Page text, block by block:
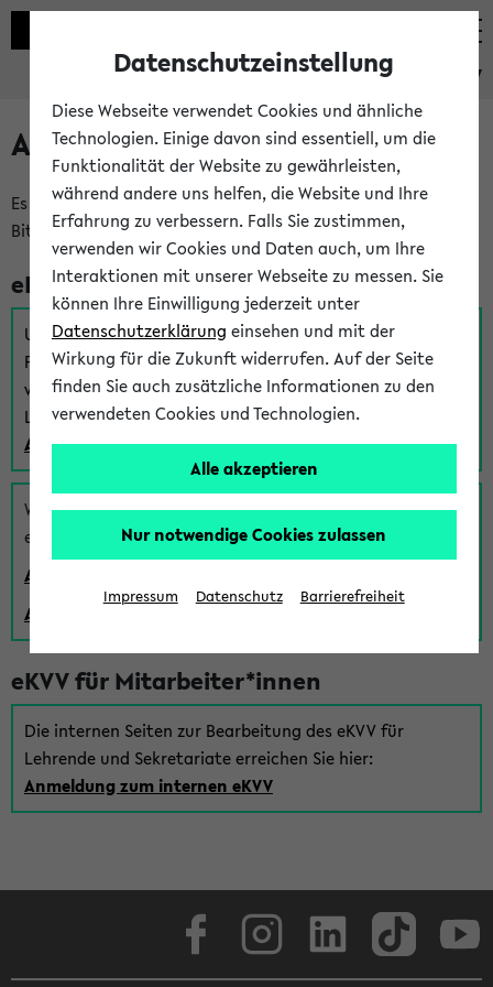
eKVV
Anmeldung am eKVV
Es gibt mehrere Möglichkeiten zur Anmeldung am eKVV.
Bitte wählen Sie die für Sie richtige aus:
eKVV für Studierende
Um sich einen Stundenplan zu erstellen und alle weiteren
Funktionen des eKVVs für Studierende zu nutzen,
verwenden Sie diesen Link zur Anmeldung über Ihr Uni
Login:
Anmeldung zum eKVV der Studierenden
Wenn Sie (noch) kein Uni Login haben, können Sie das
eKVV auch über einen Gastzugang verwenden:
Anmeldung über einen vorhandenen Gastzugang
Anlegen eines neuen Gastzugangs
eKVV für Mitarbeiter*innen
Die internen Seiten zur Bearbeitung des eKVV für
Lehrende und Sekretariate erreichen Sie hier:
Anmeldung zum internen eKVV
Datenschutzeinstellung
Diese Webseite verwendet Cookies und ähnliche
Technologien. Einige davon sind essentiell, um die
Funktionalität der Website zu gewährleisten,
während andere uns helfen, die Website und Ihre
Erfahrung zu verbessern. Falls Sie zustimmen,
verwenden wir Cookies und Daten auch, um Ihre
Interaktionen mit unserer Webseite zu messen. Sie
können Ihre Einwilligung jederzeit unter
Datenschutzerklärung einsehen und mit der
Wirkung für die Zukunft widerrufen. Auf der Seite
finden Sie auch zusätzliche Informationen zu den
verwendeten Cookies und Technologien.
Alle akzeptieren
Nur notwendige Cookies zulassen
Impressum Datenschutz Barrierefreiheit